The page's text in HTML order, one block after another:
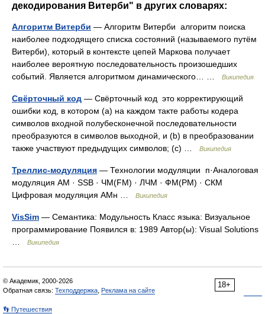
декодирования Витерби" в других словарях:
Алгоритм Витерби — Алгоритм Витерби алгоритм поиска
наиболее подходящего списка состояний (называемого путём
Витерби), который в контексте цепей Маркова получает
наиболее вероятную последовательность произошедших
событий. Является алгоритмом динамического… …
Википедия
Свёрточный код — Свёрточный код это корректирующий
ошибки код, в котором (a) на каждом такте работы кодера
символов входной полубесконечной последовательности
преобразуются в символов выходной, и (b) в преобразовании
также участвуют предыдущих символов; (c) …
Википедия
Треллис-модуляция — Технологии модуляции п·Аналоговая
модуляция AM · SSB · ЧМ(FM) · ЛЧМ · ФМ(PM) · СКМ
Цифровая модуляция АМн …
Википедия
VisSim — Семантика: Модульность Класс языка: Визуальное
программирование Появился в: 1989 Автор(ы): Visual Solutions
Википедия
18+
© Академик, 2000-2026
Обратная связь: Техподдержка Реклама на сайте
👣 Путешествия